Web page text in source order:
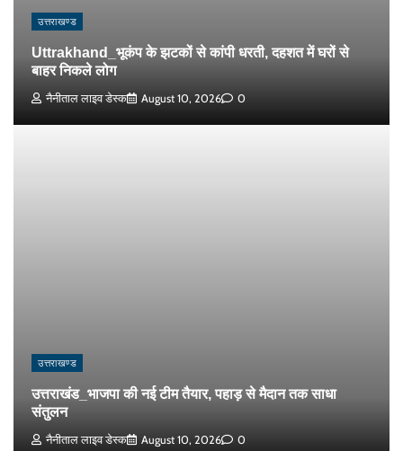
उत्तराखण्ड
Uttrakhand_भूकंप के झटकों से कांपी धरती, दहशत में घरों से
बाहर निकले लोग
नैनीताल लाइव डेस्क August 10, 2026 0
उत्तराखण्ड
उत्तराखंड_भाजपा की नई टीम तैयार, पहाड़ से मैदान तक साधा
संतुलन
नैनीताल लाइव डेस्क August 10, 2026 0